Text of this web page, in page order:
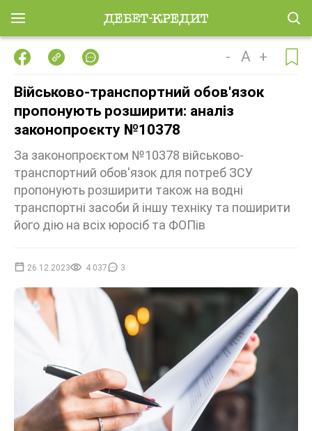
- A +
Військово-транспортний обов'язок
пропонують розширити: аналіз
законопроєкту №10378
За законопроєктом №10378 військово-
транспортний обов'язок для потреб ЗСУ
пропонують розширити також на водні
транспортні засоби й іншу техніку та поширити
його дію на всіх юросіб та ФОПів
26.12.2023 4 037 3